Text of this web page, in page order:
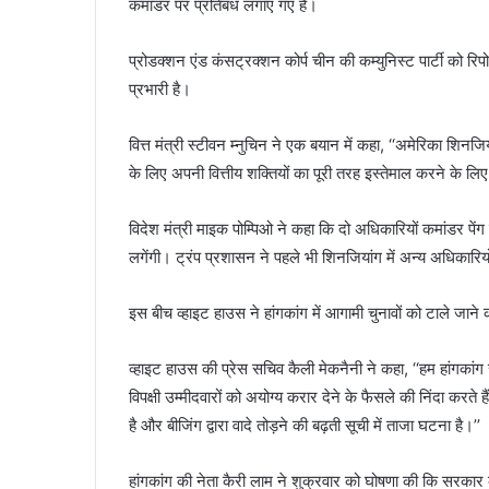
कमांडर पर प्रतिबंध लगाए गए हैं।
प्रोडक्शन एंड कंसट्रक्शन कोर्प चीन की कम्युनिस्ट पार्टी को
प्रभारी है।
वित्त मंत्री स्टीवन म्नुचिन ने एक बयान में कहा, ‘‘अमेरिका
के लिए अपनी वित्तीय शक्तियों का पूरी तरह इस्तेमाल करने के लिए
विदेश मंत्री माइक पोम्पिओ ने कहा कि दो अधिकारियों कमांडर
लगेंगी। ट्रंप प्रशासन ने पहले भी शिनजियांग में अन्य
इस बीच व्हाइट हाउस ने हांगकांग में आगामी चुनावों को टाले
व्हाइट हाउस की प्रेस सचिव कैली मेकनैनी ने कहा, ‘‘हम
विपक्षी उम्मीदवारों को अयोग्य करार देने के फैसले की निंदा
है और बीजिंग द्वारा वादे तोड़ने की बढ़ती सूची में ताजा घटना है।’’
हांगकांग की नेता कैरी लाम ने शुक्रवार को घोषणा की कि